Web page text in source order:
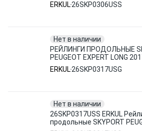
ERKUL26SKP0306USS
Нет в наличии
РЕЙЛИНГИ ПРОДОЛЬНЫЕ
PEUGEOT EXPERT LONG
26SKP0317USG ERKUL
ERKUL26SKP0317USG
Нет в наличии
26SKP0317USS ERKUL
продольные SKYPORT